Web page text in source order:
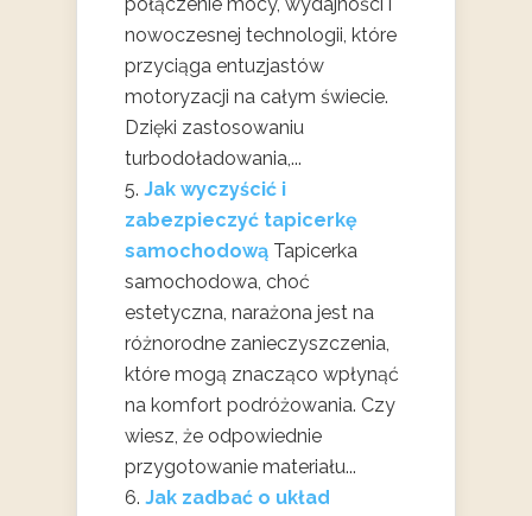
połączenie mocy, wydajności i
nowoczesnej technologii, które
przyciąga entuzjastów
motoryzacji na całym świecie.
Dzięki zastosowaniu
turbodoładowania,...
Jak wyczyścić i
zabezpieczyć tapicerkę
samochodową Tapicerka
samochodowa, choć
estetyczna, narażona jest na
różnorodne zanieczyszczenia,
które mogą znacząco wpłynąć
na komfort podróżowania. Czy
wiesz, że odpowiednie
przygotowanie materiału...
Jak zadbać o układ